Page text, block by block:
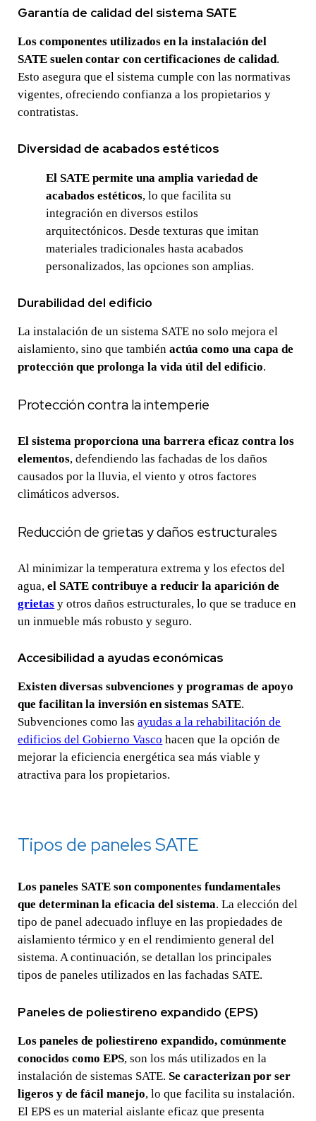
Garantía de calidad del sistema SATE
Los componentes utilizados en la instalación del
SATE suelen contar con certificaciones de calidad.
Esto asegura que el sistema cumple con las normativas
vigentes, ofreciendo confianza a los propietarios y
contratistas.
Diversidad de acabados estéticos
El SATE permite una amplia variedad de
acabados estéticos, lo que facilita su
integración en diversos estilos
arquitectónicos. Desde texturas que imitan
materiales tradicionales hasta acabados
personalizados, las opciones son amplias.
Durabilidad del edificio
La instalación de un sistema SATE no solo mejora el
aislamiento, sino que tambiénactúa como una capa de
protección que prolonga la vida útil del edificio.
Protección contra la intemperie
El sistema proporciona una barrera eficaz contra los
elementos, defendiendo las fachadas de los daños
causados por la lluvia, el viento y otros factores
climáticos adversos.
Reducción de grietas y daños estructurales
Al minimizar la temperatura extrema y los efectos del
agua,el SATE contribuye a reducir la aparición de
grietas y otros daños estructurales, lo que se traduce en
un inmueble más robusto y seguro.
Accesibilidad a ayudas económicas
Existen diversas subvenciones y programas de apoyo
que facilitan la inversión en sistemas SATE.
Subvenciones como lasayudas a la rehabilitación de
edificios del Gobierno Vasco hacen que la opción de
mejorar la eficiencia energética sea más viable y
atractiva para los propietarios.
Tipos de paneles SATE
Los paneles SATE son componentes fundamentales
que determinan la eficacia del sistema. La elección del
tipo de panel adecuado influye en las propiedades de
aislamiento térmico y en el rendimiento general del
sistema. A continuación, se detallan los principales
tipos de paneles utilizados en las fachadas SATE.
Paneles de poliestireno expandido (EPS)
Los paneles de poliestireno expandido, comúnmente
conocidos como EPS, son los más utilizados en la
instalación de sistemas SATE.Se caracterizan por ser
ligeros y de fácil manejo, lo que facilita su instalación.
El EPS es un material aislante eficaz que presenta